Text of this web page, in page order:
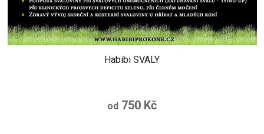
Habibi SVALY
od 750 Kč